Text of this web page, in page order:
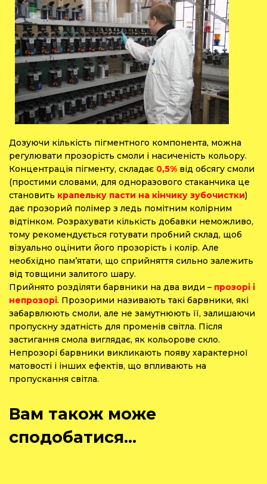
Дозуючи кількість пігментного компонента, можна
регулювати прозорість смоли і насиченість кольору.
Концентрація пігменту, складає 0,5% від обсягу смоли
(простими словами, для одноразового стаканчика це
становить крапельку пасти на кінчику зубочистки)
дає прозорий полімер з ледь помітним колірним
відтінком. Розрахувати кількість добавки неможливо,
тому рекомендується готувати пробний склад, щоб
візуально оцінити його прозорість і колір. Але
необхідно пам’ятати, що сприйняття сильно залежить
від товщини залитого шару.
Прийнято розділяти барвники на два види – прозорі і
непрозорі. Прозорими називають такі барвники, які
забарвлюють смоли, але не замутнюють її, залишаючи
пропускну здатність для променів світла. Після
застигання смола виглядає, як кольорове скло.
Непрозорі барвники викликають появу характерної
матовості і інших ефектів, що впливають на
пропускання світла.
Вам також може
сподобатися…